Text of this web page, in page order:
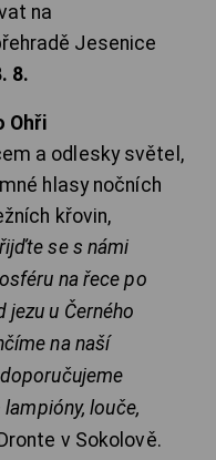
na
Jesenice
8.
Ohři
a odlesky světel,
hlasy nočních
křovin,
se s námi
na řece po
jezu u Černého
na naší
louče,
v Sokolově.